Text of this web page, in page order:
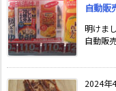
自動販
明けま
自動販
2024年